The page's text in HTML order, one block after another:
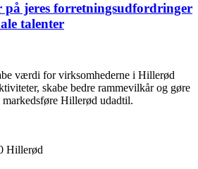
på jeres forretningsudfordringer
talenter
værdi for virksomhederne i Hillerød
skabe bedre rammevilkår og gøre
markedsføre Hillerød udadtil.
Hillerød